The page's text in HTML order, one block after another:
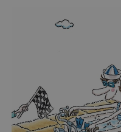
Verktyg,